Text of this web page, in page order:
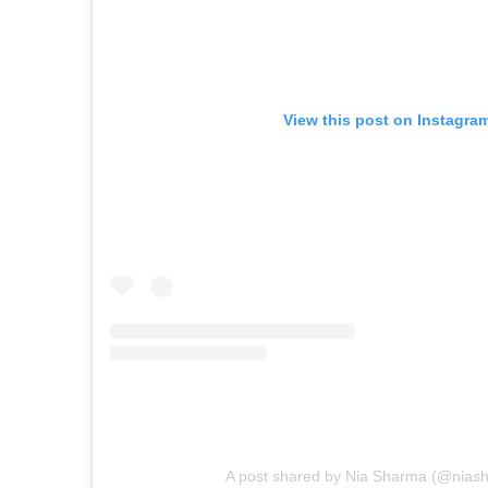
View this post on
A post shared by Nia Sharma